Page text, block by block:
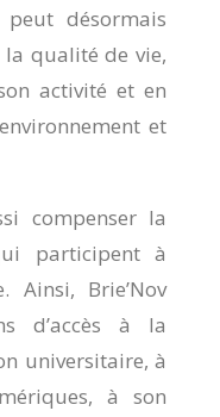
désormais
qualité de vie,
activité et en
et
compenser la
participent à
Ainsi, Brie’Nov
d’accès à la
universitaire, à
à son